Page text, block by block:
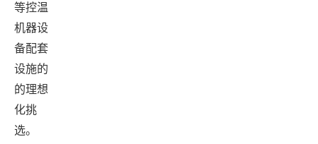
等控温
机器设
备配套
设施的
的理想
化挑
选。